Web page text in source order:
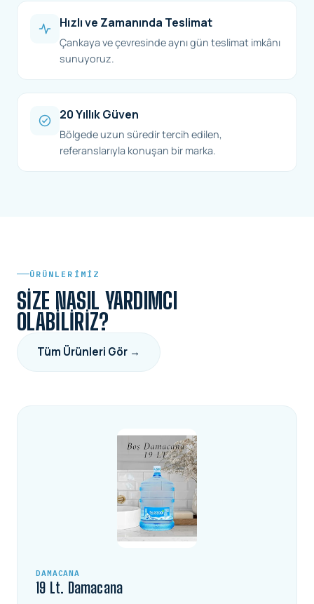
Hızlı ve Zamanında Teslimat
Çankaya ve çevresinde aynı gün teslimat imkânı
sunuyoruz.
20 Yıllık Güven
Bölgede uzun süredir tercih edilen,
referanslarıyla konuşan bir marka.
ÜRÜNLERIMIZ
SIZE NASIL YARDIMCI
OLABILIRIZ?
Tüm Ürünleri Gör →
DAMACANA
19 Lt. Damacana